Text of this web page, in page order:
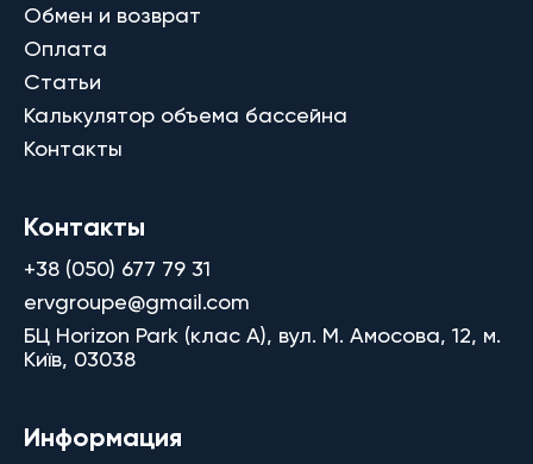
Обмен и возврат
Оплата
Статьи
Калькулятор объема бассейна
Контакты
Контакты
+38 (050) 677 79 31
ervgroupe@gmail.com
БЦ Horizon Park (клас A), вул. М. Амосова, 12, м.
Київ, 03038
Информация